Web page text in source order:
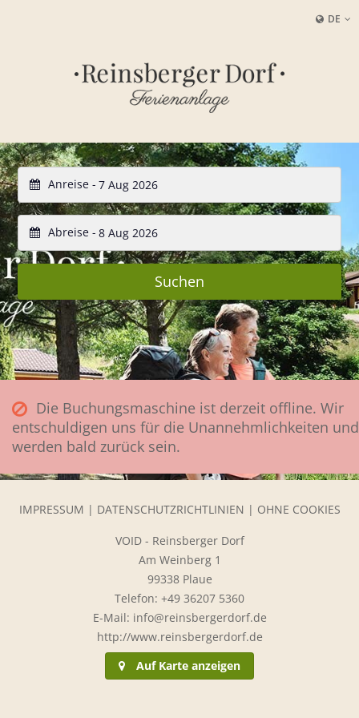
DE
Anreise -
Abreise -
Die Buchungsmaschine ist derzeit offline. Wir
entschuldigen uns für die Unannehmlichkeiten und
werden bald zurück sein.
IMPRESSUM | DATENSCHUTZRICHTLINIEN | OHNE COOKIES
VOID - Reinsberger Dorf
Am Weinberg 1
99338 Plaue
Telefon: +49 36207 5360
E-Mail: info@reinsbergerdorf.de
http://www.reinsbergerdorf.de
Auf Karte anzeigen